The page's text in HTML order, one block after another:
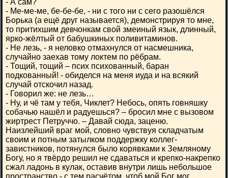
- А сам?
- Ме-ме-ме, бе-бе-бе, - ни с того ни с сего разошёлся
Борька (а ещё друг называется), демонстрируя то мне,
то притихшим девчонкам свой змеиный язык, длинный,
ярко-жёлтый от бабушкиных поливитаминов.
- Не лезь, - я неловко отмахнулся от насмешника,
случайно заехав тому локтем по рёбрам.
- Тощий, тощий – псих психованный, баран
подкованный! - обиделся на меня иуда и на всякий
случай отскочил назад.
- Говорил же: не лезь…
- Ну, и чё там у тебя, Чиклет? Небось, опять говняшку
собачью нашёл и радуешься? – бросил мне с вызовом
жиртрест Петруччо. – Давай сюда, заценю.
Наизлейший враг мой, словно чувствуя складчатым
своим и потным затылком поддержку коллег-
завистников, потянулся было корявками к Земляному
Богу, но я твёрдо решил не сдаваться и крепко-накрепко
сжал ладонь в кулак, оставив внутри лишь небольшое
пространство - с тем расчётом, чтоб мой Бог мог